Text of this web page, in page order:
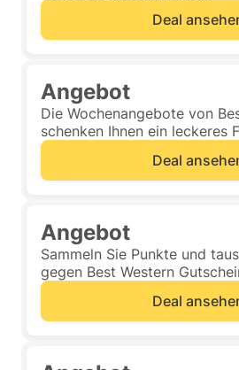
Deal
Angebot
Die Wochenangebote von
schenken Ihnen ein leckeres
Deal
Angebot
Sammeln Sie Punkte und
gegen Best Western
Deal